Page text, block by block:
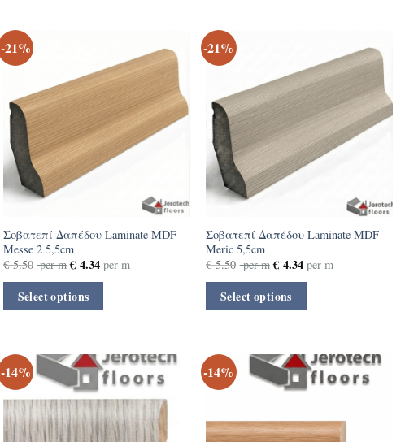
-21%
Σοβατεπί Δαπέδου Laminate MDF
Messe 2 5,5cm
€5.50 per m € 4.34 per m
Select options
-21%
Σοβατεπί Δαπέδου Laminate MDF
Meric 5,5cm
€5.50 per m €4.34per m
Select options
-14% -14%